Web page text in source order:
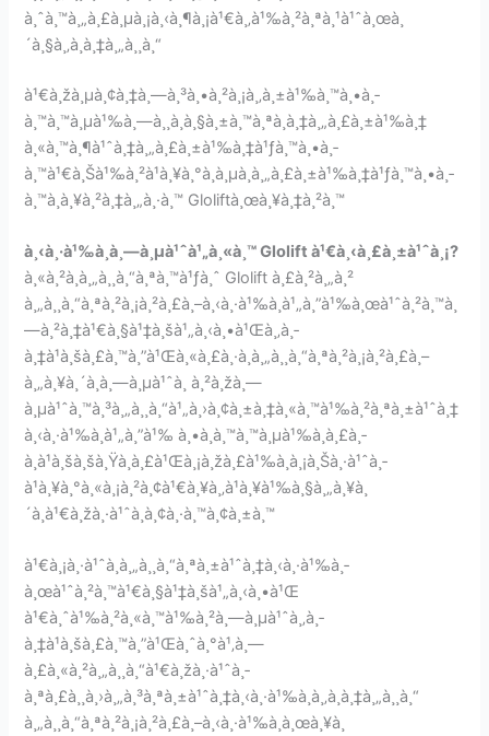
à¸ˆà¸™à¸„à¸£à¸µà¸¡à¸‹à¸¶à¸¡à¹€à¸‚à¹‰à¸²à¸ªà¸¹à¹ˆà¸œà¸
´à¸§à¸‚à¸­à¸‡à¸„à¸¸à¸“
à¹€à¸žà¸µà¸¢à¸‡à¸—à¸³à¸•à¸²à¸¡à¸‚à¸±à¹‰à¸™à¸•à¸­
à¸™à¸™à¸µà¹‰à¸—à¸¸à¸à¸§à¸±à¸™à¸ªà¸­à¸‡à¸„à¸£à¸±à¹‰à¸‡
à¸«à¸™à¸¶à¹ˆà¸‡à¸„à¸£à¸±à¹‰à¸‡à¹ƒà¸™à¸•à¸­
à¸™à¹€à¸Šà¹‰à¸²à¹à¸¥à¸°à¸­à¸µà¸à¸„à¸£à¸±à¹‰à¸‡à¹ƒà¸™à¸•à¸­
à¸™à¸à¸¥à¸²à¸‡à¸„à¸·à¸™ Gloliftà¸œà¸¥à¸‡à¸²à¸™
à¸‹à¸·à¹‰à¸­à¸—à¸µà¹ˆà¹„à¸«à¸™ Glolift à¹€à¸‹à¸£à¸±à¹ˆà¸¡?
à¸«à¸²à¸à¸„à¸¸à¸“à¸ªà¸™à¹ƒà¸ˆ Glolift à¸£à¸²à¸„à¸²
à¸„à¸¸à¸“à¸ªà¸²à¸¡à¸²à¸£à¸–à¸‹à¸·à¹‰à¸­à¹„à¸”à¹‰à¸œà¹ˆà¸²à¸™à¸
—à¸²à¸‡à¹€à¸§à¹‡à¸šà¹„à¸‹à¸•à¹Œà¸‚à¸­
à¸‡à¹à¸šà¸£à¸™à¸”à¹Œà¸«à¸£à¸·à¸­à¸„à¸¸à¸“à¸ªà¸²à¸¡à¸²à¸£à¸–
à¸„à¸¥à¸´à¸à¸—à¸µà¹ˆà¸ à¸²à¸žà¸—
à¸µà¹ˆà¸™à¸³à¸„à¸¸à¸“à¹„à¸›à¸¢à¸±à¸‡à¸«à¸™à¹‰à¸²à¸ªà¸±à¹ˆà¸‡
à¸‹à¸·à¹‰à¸­à¹„à¸”à¹‰ à¸•à¸­à¸™à¸™à¸µà¹‰à¸à¸£à¸­
à¸à¹à¸šà¸šà¸Ÿà¸­à¸£à¹Œà¸¡à¸žà¸£à¹‰à¸­à¸¡à¸Šà¸·à¹ˆà¸­
à¹à¸¥à¸°à¸«à¸¡à¸²à¸¢à¹€à¸¥à¸‚à¹à¸¥à¹‰à¸§à¸„à¸¥à¸
´à¸à¹€à¸žà¸·à¹ˆà¸­à¸¢à¸·à¸™à¸¢à¸±à¸™
à¹€à¸¡à¸·à¹ˆà¸­à¸„à¸¸à¸“à¸ªà¸±à¹ˆà¸‡à¸‹à¸·à¹‰à¸­
à¸œà¹ˆà¸²à¸™à¹€à¸§à¹‡à¸šà¹„à¸‹à¸•à¹Œ
à¹€à¸ˆà¹‰à¸²à¸«à¸™à¹‰à¸²à¸—à¸µà¹ˆà¸‚à¸­
à¸‡à¹à¸šà¸£à¸™à¸”à¹Œà¸ˆà¸°à¹‚à¸—
à¸£à¸«à¸²à¸„à¸¸à¸“à¹€à¸žà¸·à¹ˆà¸­
à¸ªà¸£à¸¸à¸›à¸„à¸³à¸ªà¸±à¹ˆà¸‡à¸‹à¸·à¹‰à¸­à¸‚à¸­à¸‡à¸„à¸¸à¸“
à¸„à¸¸à¸“à¸ªà¸²à¸¡à¸²à¸£à¸–à¸‹à¸·à¹‰à¸­à¸œà¸¥à¸